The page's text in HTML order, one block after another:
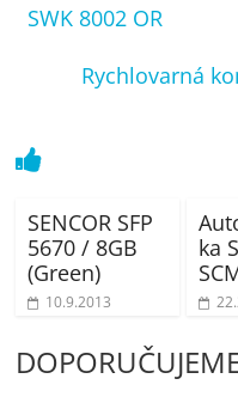
SWK 8002 OR
Rychlovarná
SENCOR SFP
5670 / 8GB
(Green)
10.9.2013
ka